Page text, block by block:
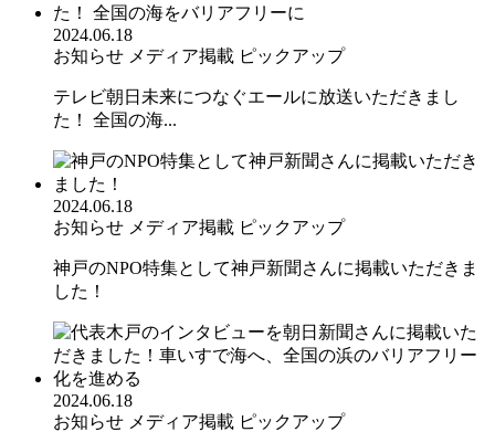
2024.06.18
お知らせ メディア掲載 ピックアップ
テレビ朝日未来につなぐエールに放送いただきまし
た！ 全国の海...
2024.06.18
お知らせ メディア掲載 ピックアップ
神戸のNPO特集として神戸新聞さんに掲載いただきま
した！
2024.06.18
お知らせ メディア掲載 ピックアップ